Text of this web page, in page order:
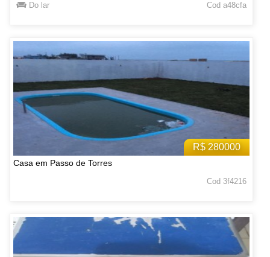
Do lar Cod a48cfa
R$ 280000
Casa em Passo de Torres
Cod 3f4216